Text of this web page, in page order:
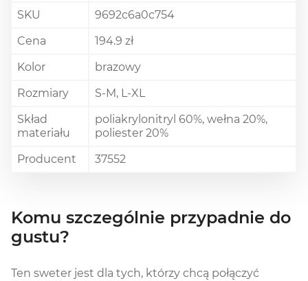
SKU
9692c6a0c754
Cena
194.9 zł
Kolor
brazowy
Rozmiary
S-M, L-XL
Skład
materiału
poliakrylonitryl 60%, wełna 20%,
poliester 20%
Producent
37552
Komu szczególnie przypadnie do
gustu?
Ten sweter jest dla tych, którzy chcą połączyć